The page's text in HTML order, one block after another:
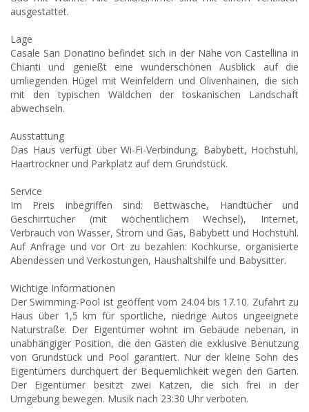
ausgestattet.
Lage
Casale San Donatino befindet sich in der Nähe von Castellina in
Chianti und genießt eine wunderschönen Ausblick auf die
umliegenden Hügel mit Weinfeldern und Olivenhainen, die sich
mit den typischen Wäldchen der toskanischen Landschaft
abwechseln.
Ausstattung
Das Haus verfügt über Wi-Fi-Verbindung, Babybett, Hochstuhl,
Haartrockner und Parkplatz auf dem Grundstück.
Service
Im Preis inbegriffen sind: Bettwäsche, Handtücher und
Geschirrtücher (mit wöchentlichem Wechsel), Internet,
Verbrauch von Wasser, Strom und Gas, Babybett und Hochstuhl.
Auf Anfrage und vor Ort zu bezahlen: Kochkurse, organisierte
Abendessen und Verkostungen, Haushaltshilfe und Babysitter.
Wichtige Informationen
Der Swimming-Pool ist geöffent vom 24.04 bis 17.10. Zufahrt zu
Haus über 1,5 km für sportliche, niedrige Autos ungeeignete
Naturstraße. Der Eigentümer wohnt im Gebäude nebenan, in
unabhängiger Position, die den Gästen die exklusive Benutzung
von Grundstück und Pool garantiert. Nur der kleine Sohn des
Eigentümers durchquert der Bequemlichkeit wegen den Garten.
Der Eigentümer besitzt zwei Katzen, die sich frei in der
Umgebung bewegen. Musik nach 23:30 Uhr verboten.